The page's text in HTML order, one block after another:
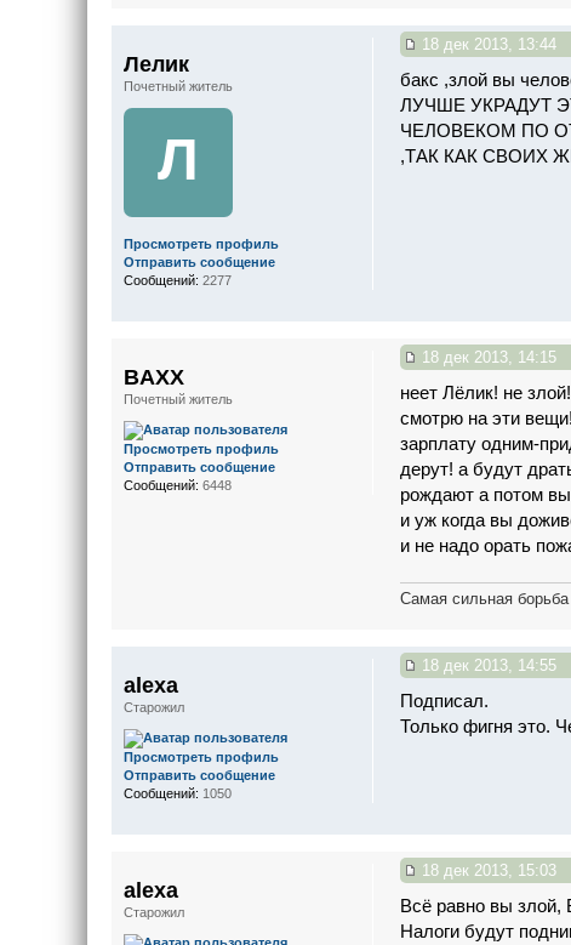
18 дек 2013, 13:44
бакс ,злой вы
ЛУЧШЕ УКРАДУТ
ЧЕЛОВЕКОМ ПО
,ТАК КАК СВОИХ
Лелик
Почетный житель
Л
Просмотреть профиль
Отправить сообщение
Сообщений: 2277
18 дек 2013, 14:15
неет Лёлик! не
смотрю на эти
зарплату одним-
дерут! а будут
рождают а потом
и уж когда вы
и не надо орать
Самая сильная
BAXX
Почетный житель
Просмотреть профиль
Отправить сообщение
Сообщений: 6448
18 дек 2013, 14:55
Подписал.
Только фигня это.
alexa
Старожил
Просмотреть профиль
Отправить сообщение
Сообщений: 1050
18 дек 2013, 15:03
Всё равно вы злой,
Налоги будут
alexa
Старожил